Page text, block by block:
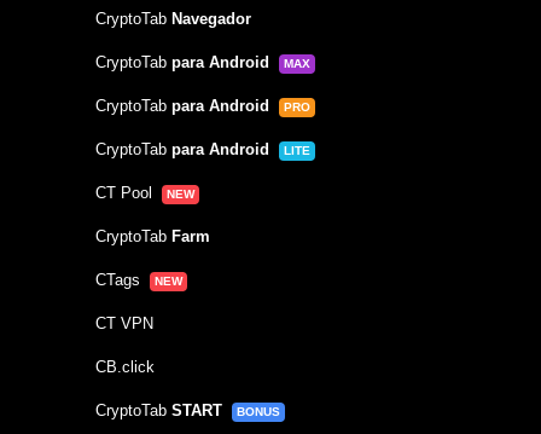
CryptoTab Navegador
CryptoTab para Android MAX
CryptoTab para Android PRO
CryptoTab para Android LITE
CT Pool NEW
CryptoTab Farm
CTags NEW
CT VPN
CB.click
CryptoTab START BONUS